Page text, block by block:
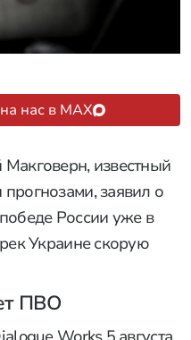
нас в MAX
известный
заявил о
России уже в
Украине скорую
ПВО